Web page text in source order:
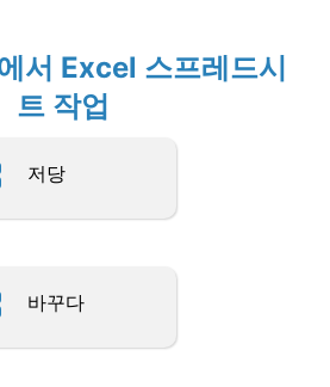
서 Excel 스프레드시
트 작업
저당
바꾸다